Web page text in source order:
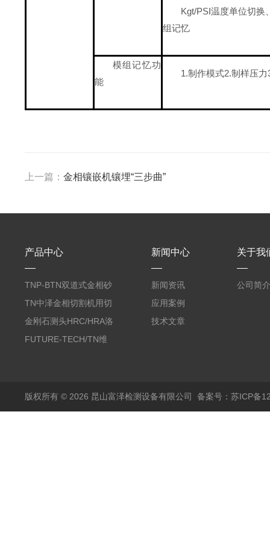
Kgt/PSI温度单位切换
组记忆
模组记忆功
能
1.制作模式2.制样压
上一篇： 金相镶嵌机镶埋“三步曲”
产品中心
TNP-BTN双道式金相砂
带机/金相研磨机
TN中泽金相切割机用切
削油/金相冷却液
金刚石测头HRC/HRA洛
氏硬度计专用
FUTURE-TECH/TN维
新闻中心
新闻资讯
应用案例
技术文章
关于我
公司简介
版权所有 © 2026 昆山富泽检测设备有限公司 备案号：苏ICP备